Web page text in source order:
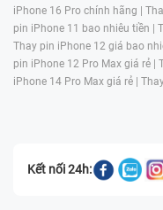
iPhone 16 Pro chính hãng |
pin iPhone 11 bao nhiêu tiền |
Thay pin iPhone 12 giá bao
pin iPhone 12 Pro Max giá rẻ |
iPhone 14 Pro Max giá rẻ |
Kết nối 24h: